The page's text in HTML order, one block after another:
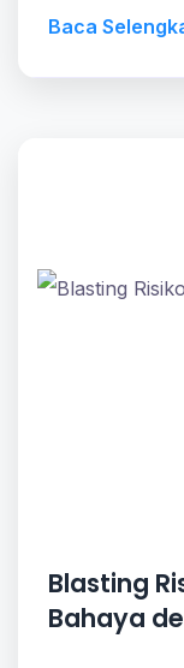
Baca
Blasting
Bahaya